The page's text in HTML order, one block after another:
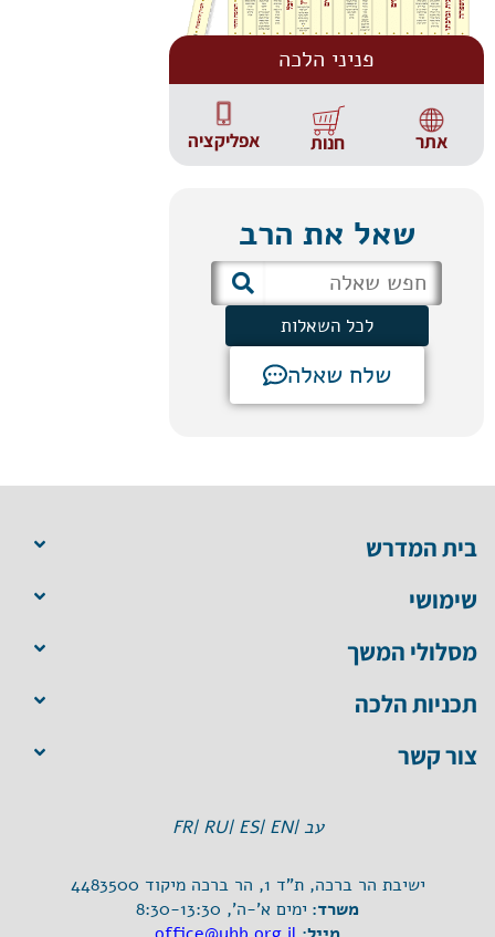
פניני הלכה
אתר חנות אפליקציה
שאל את הרב
לכל השאלות
שלח שאלה
בית המדרש
שימושי
מסלולי המשך
תכניות הלכה
צור קשר
עב |EN |
ES |
RU |
FR
ישיבת הר ברכה, ת"ד 1, הר ברכה מיקוד 4483500
משרד: ימים א'-ה', 8:30-13:30